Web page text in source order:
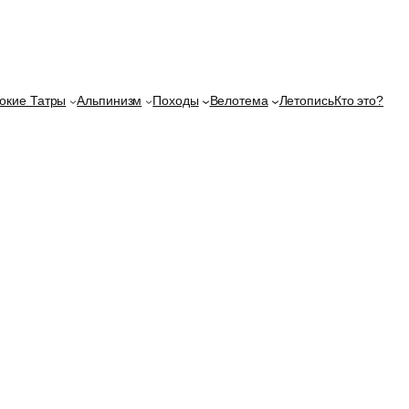
Татры Альпинизм Походы Велотема ЛетописьКто это?